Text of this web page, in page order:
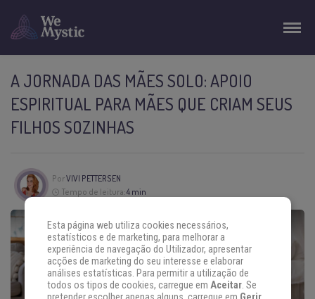
A JORNADA DAS MÃES SOLO: APOIO
ESPIRITUAL PARA MÃES QUE CRIAM SEUS
FILHOS SOZINHAS
PorVIVI PETTERSEN
Tempo de leitura:4 min
Esta página web utiliza cookies necessários,
estatísticos e de marketing, para melhorar a
experiência de navegação do Utilizador, apresentar
acções de marketing do seu interesse e elaborar
análises estatísticas. Para permitir a utilização de
todos os tipos de cookies, carregue em Aceitar. Se